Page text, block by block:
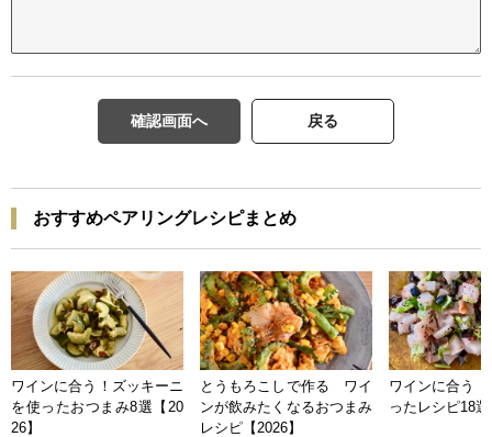
確認画面へ 戻る
おすすめペアリングレシピまとめ
ワインに合う！ズッキーニ
を使ったおつまみ8選【20
26】
とうもろこしで作る ワイ
ンが飲みたくなるおつまみ
レシピ【2026】
ワインに合う
ったレシピ18